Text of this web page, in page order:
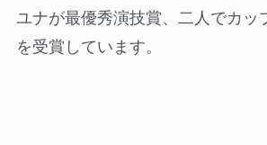
ユナが最優秀演技賞、二人でカッ
を受賞しています。